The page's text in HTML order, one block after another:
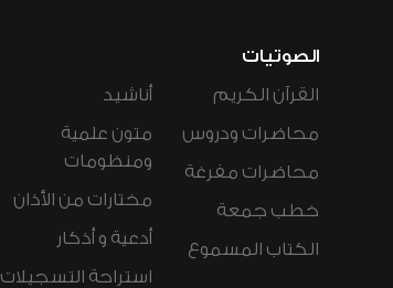
الصوتيات
القرآن الكريم
محاضرات ودروس
محاضرات مفرغة
خطب جمعة
الكتاب المسموع
أناشيد
متون علمية
ومنظومات
مختارات من الأذان
أدعية و أذكار
استراحة التسجيلات